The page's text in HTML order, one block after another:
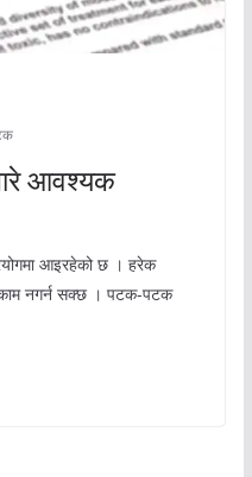
आवश्यक
आइरहेको छ । हरेक
काम नगर्न सक्छ । पटक-पटक